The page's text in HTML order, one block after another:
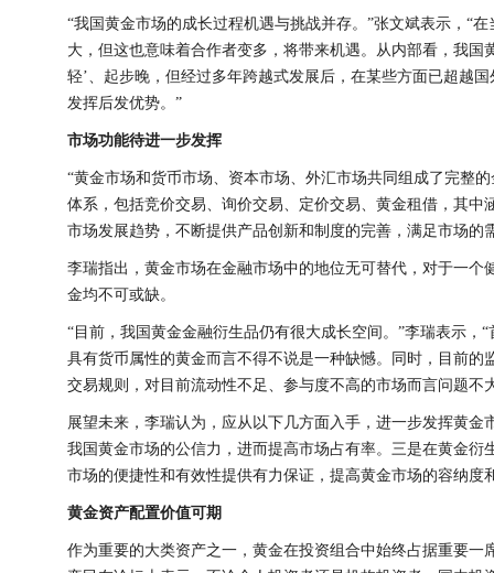
“我国黄金市场的成长过程机遇与挑战并存。”张文斌表示，“
大，但这也意味着合作者变多，将带来机遇。从内部看，我
轻’、起步晚，但经过多年跨越式发展后，在某些方面已超越
发挥后发优势。”
市场功能待进一步发挥
“黄金市场和货币市场、资本市场、外汇市场共同组成了完整
体系，包括竞价交易、询价交易、定价交易、黄金租借，其
市场发展趋势，不断提供产品创新和制度的完善，满足市场的
李瑞指出，黄金市场在金融市场中的地位无可替代，对于一
金均不可或缺。
“目前，我国黄金金融衍生品仍有很大成长空间。”李瑞表示
具有货币属性的黄金而言不得不说是一种缺憾。同时，目前
交易规则，对目前流动性不足、参与度不高的市场而言问题
展望未来，李瑞认为，应从以下几方面入手，进一步发挥黄
我国黄金市场的公信力，进而提高市场占有率。三是在黄金
市场的便捷性和有效性提供有力保证，提高黄金市场的容纳度
黄金资产配置价值可期
作为重要的大类资产之一，黄金在投资组合中始终占据重要